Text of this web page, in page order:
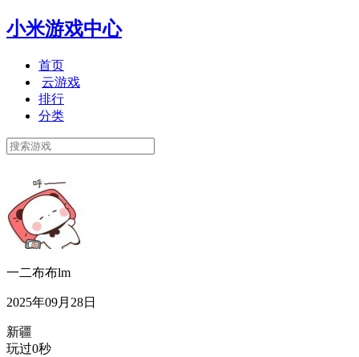
小米游戏中心
首页
云游戏
排行
分类
一二布布lm
2025年09月28日
新疆
玩过0秒